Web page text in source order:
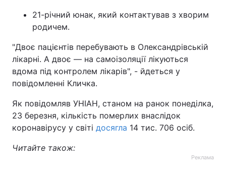
21-річний юнак, який контактував з хворим
родичем.
"Двоє пацієнтів перебувають в Олександрівській
лікарні. А двоє — на самоізоляції лікуються
вдома під контролем лікарів", - йдеться у
повідомленні Кличка.
Як повідомляв УНІАН, станом на ранок понеділка,
23 березня, кількість померлих внаслідок
коронавірусу у світі досягла 14 тис. 706 осіб.
Читайте також:
Реклама